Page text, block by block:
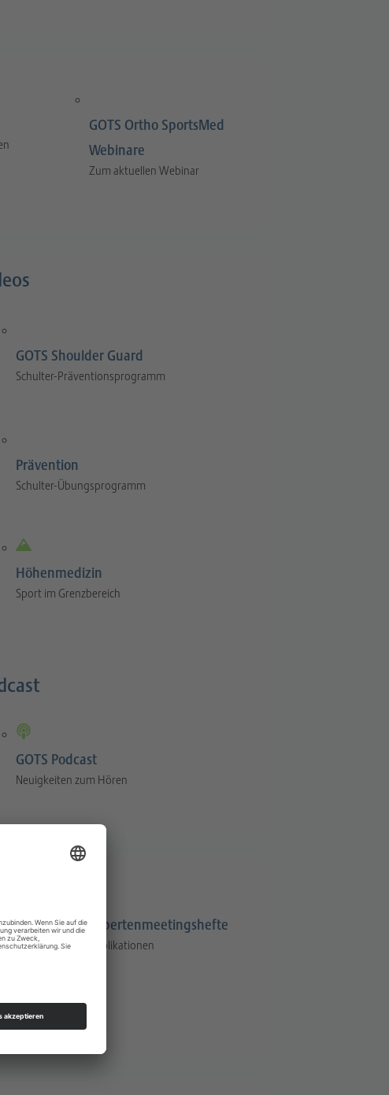
GOTS Ortho SportsMed
Webinare
Zum aktuellen Webinar
GOTS Shoulder Guard
Schulter-Präventionsprogramm
Prävention
Schulter-Übungsprogramm
Höhenmedizin
Sport im Grenzbereich
GOTS Podcast
Neuigkeiten zum Hören
Expertenmeetingshefte
Publikationen